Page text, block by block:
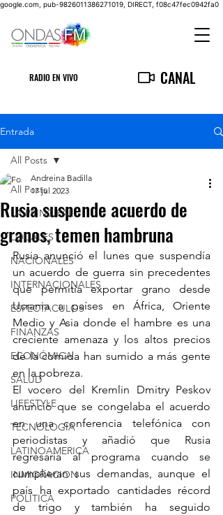
google.com, pub-9826011386271019, DIRECT, f08c47fec0942fa0
RADIO EN VIVO CANAL
Entrada
All Posts
LA PRINCIPAL
LOCALES
NACIONALES
INTERNACIONALES
ESPECTACULOS
FINANZAS
ECONÓMICA
SALUD
LIFESTYLE
TECNOLOGIA
LATINOAMERICA
INMIGRACION
POLÍTICA
All Posts
Rusia suspende acuerdo de
granos, temen hambruna
Andreina Badilla
17 jul 2023
Rusia anunció el lunes que suspendía
un acuerdo de guerra sin precedentes
que permitía exportar grano desde
Ucrania a países en África, Oriente
Medio y Asia donde el hambre es una
creciente amenaza y los altos precios
de la comida han sumido a más gente
en la pobreza.
El vocero del Kremlin Dmitry Peskov
anunció que se congelaba el acuerdo
en una conferencia telefónica con
periodistas y añadió que Rusia
regresaría al programa cuando se
cumplieran sus demandas, aunque el
país ha exportado cantidades récord
de trigo y también ha seguido